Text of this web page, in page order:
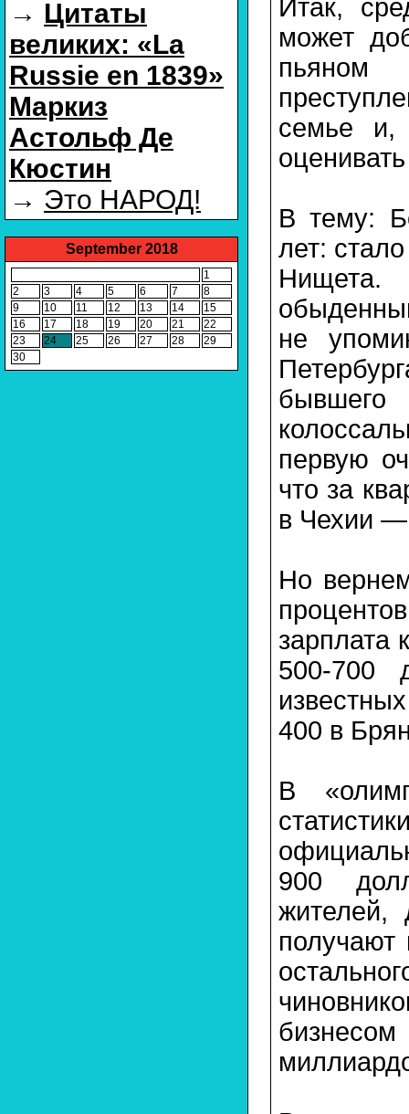
→ Цитаты
великих: «La
Russie en 1839»
Маркиз
Астольф Де
Кюстин
→ Это НАРОД!
September 2018
1
2
3 4 5 6 7
8
9
10 11 12 13 14
15
16
17 18 19 20 21
22
23
24 25 26 27 28
29
30
Итак,
может
пьяном
семье и,
В тему:
лет:
Нищета.
не
первую
что за
в Чехии —
Но
зарплата
500-700
400 в
В
900
жителей,